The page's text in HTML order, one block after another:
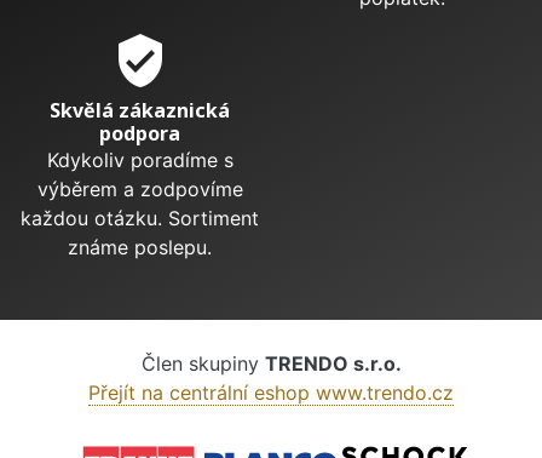
verified_user
Skvělá zákaznická
podpora
Kdykoliv poradíme s
výběrem a zodpovíme
každou otázku. Sortiment
známe poslepu.
Člen skupiny TRENDO s.r.o.
Přejít na centrální eshop www.trendo.cz